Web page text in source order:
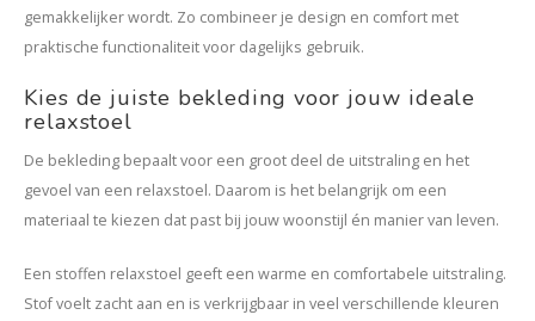
gemakkelijker wordt. Zo combineer je design en comfort met
praktische functionaliteit voor dagelijks gebruik.
Kies de juiste bekleding voor jouw ideale
relaxstoel
De bekleding bepaalt voor een groot deel de uitstraling en het
gevoel van een relaxstoel. Daarom is het belangrijk om een
materiaal te kiezen dat past bij jouw woonstijl én manier van leven.
Een stoffen relaxstoel geeft een warme en comfortabele uitstraling.
Stof voelt zacht aan en is verkrijgbaar in veel verschillende kleuren